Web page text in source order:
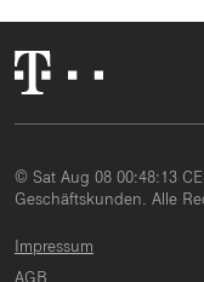
© Sat Aug 08 00:48:13
Geschäftskunden. Alle
Impressum
AGB